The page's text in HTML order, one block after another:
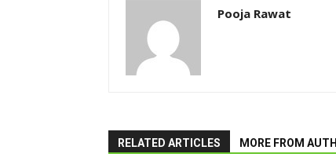
Pooja Rawat
RELATED ARTICLES MORE FROM